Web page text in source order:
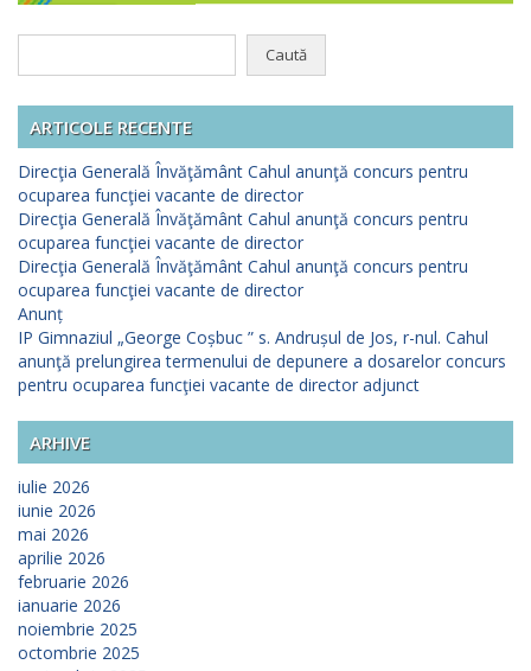
ARTICOLE RECENTE
Direcţia Generală Învăţământ Cahul anunţă concurs pentru
ocuparea funcţiei vacante de director
Direcţia Generală Învăţământ Cahul anunţă concurs pentru
ocuparea funcţiei vacante de director
Direcţia Generală Învăţământ Cahul anunţă concurs pentru
ocuparea funcţiei vacante de director
Anunț
IP Gimnaziul „George Coșbuc ” s. Andrușul de Jos, r-nul. Cahul
anunţă prelungirea termenului de depunere a dosarelor concurs
pentru ocuparea funcţiei vacante de director adjunct
ARHIVE
iulie 2026
iunie 2026
mai 2026
aprilie 2026
februarie 2026
ianuarie 2026
noiembrie 2025
octombrie 2025